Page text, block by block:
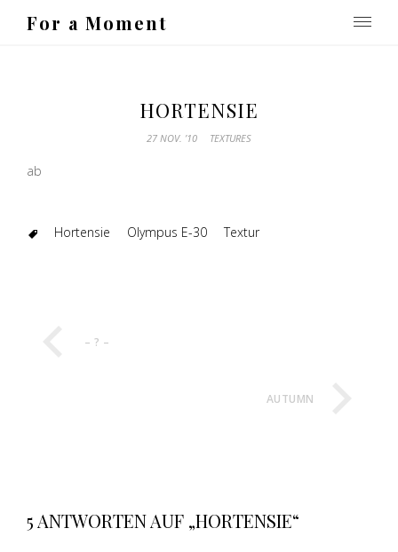
For a Moment
HORTENSIE
27 NOV. ’10 TEXTURES
ab
Hortensie Olympus E-30 Textur
– ? –
AUTUMN
5 ANTWORTEN AUF „HORTENSIE“